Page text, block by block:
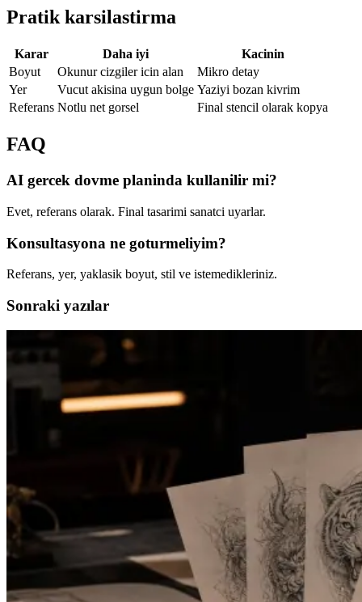
Pratik karsilastirma
Karar Daha iyi
Kacinin
Boyut
Okunur cizgiler icin alan
Mikro detay
Yer
Vucut akisina uygun bolge Yaziyi bozan kivrim
Referans Notlu net gorsel Final stencil olarak kopya
FAQ
AI gercek dovme planinda kullanilir mi?
Evet, referans olarak. Final tasarimi sanatci uyarlar.
Konsultasyona ne goturmeliyim?
Referans, yer, yaklasik boyut, stil ve istemedikleriniz.
Sonraki yazılar